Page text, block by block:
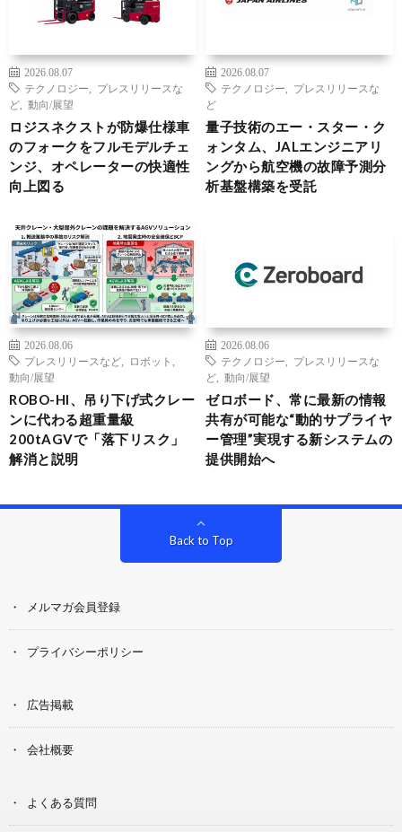
2026.08.07
テクノロジー
プレスリリースな
ど
動向/展望
ロジスネクストが防爆仕様車
のフォークをフルモデルチェ
ンジ、オペレーターの快適性
向上図る
2026.08.07
テクノロジー
プレスリリースな
ど
量子技術のエー・スター・ク
ォンタム、JALエンジニアリ
ングから航空機の故障予測分
析基盤構築を受託
2026.08.06
プレスリリースなど
ロボット
動向/展望
ROBO-HI、吊り下げ式クレー
ンに代わる超重量級
200tAGVで「落下リスク」
解消と説明
2026.08.06
テクノロジー
プレスリリースな
ど
動向/展望
ゼロボード、常に最新の情報
共有が可能な“動的サプライヤ
ー管理”実現する新システムの
提供開始へ
Back to Top
メルマガ会員登録
プライバシーポリシー
広告掲載
会社概要
よくある質問